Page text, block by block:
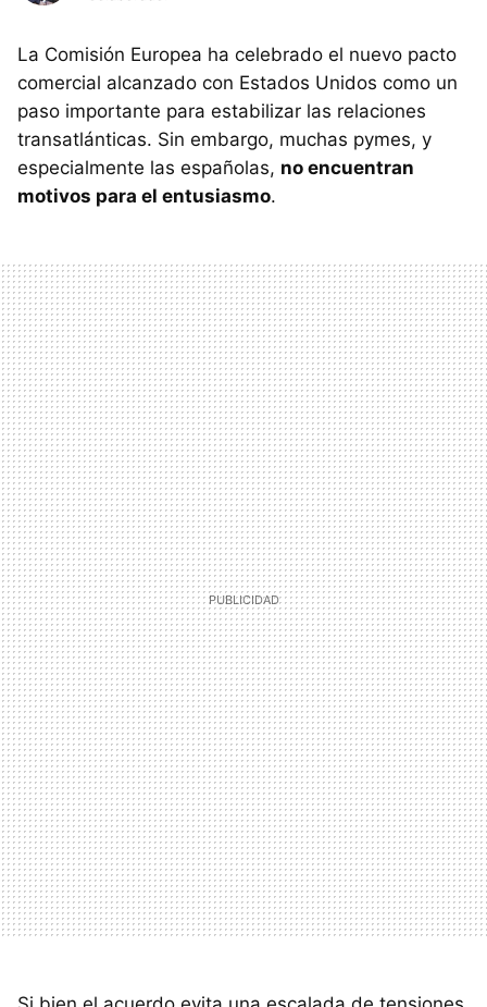
La Comisión Europea ha celebrado el nuevo pacto
comercial alcanzado con Estados Unidos como un
paso importante para estabilizar las relaciones
transatlánticas. Sin embargo, muchas pymes, y
especialmente las españolas, no encuentran
motivos para el entusiasmo.